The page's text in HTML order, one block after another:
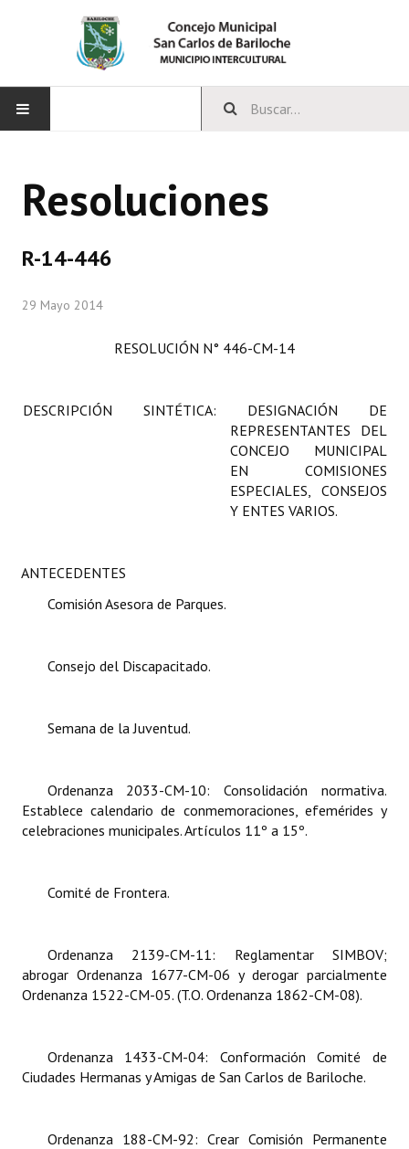
CONCEJO
Comisiones Permanentes
Comisiones Especiales
Digesto
DOCUMENTOS
Proyectos Presentados
Actas de Sesión
Ejecución Presupuestaria
Actas de Audiencias Públicas
Comunicaciones
Resoluciones
R-14-446
29 Mayo 2014
RESOLUCIÓN N° 446-CM-14
DESCRIPCIÓN SINTÉTICA: DESIGNACIÓN DE
REPRESENTANTES DEL
CONCEJO MUNICIPAL
EN COMISIONES
ESPECIALES, CONSEJOS
Y ENTES VARIOS.
ANTECEDENTES
Comisión Asesora de Parques.
Consejo del Discapacitado.
Semana de la Juventud.
Ordenanza 2033-CM-10:Consolidación normativa.
Establece calendario de conmemoraciones, efemérides y
celebraciones municipales. Artículos 11º a 15º.
Comité de Frontera.
Ordenanza 2139-CM-11: Reglamentar SIMBOV;
abrogar Ordenanza 1677-CM-06 y derogar parcialmente
Ordenanza 1522-CM-05. (T.O. Ordenanza 1862-CM-08).
Ordenanza 1433-CM-04: Conformación Comité de
Ciudades Hermanas y Amigas de San Carlos de Bariloche.
Ordenanza 188-CM-92: Crear Comisión Permanente